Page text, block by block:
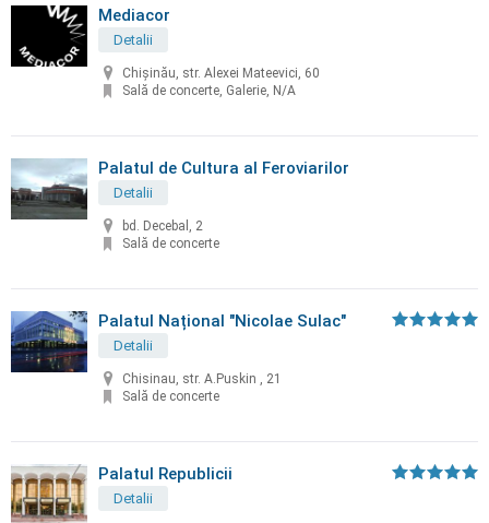
Mediacor
Detalii
Chișinău, str. Alexei Mateevici, 60
Sală de concerte, Galerie, N/A
Palatul de Cultura al Feroviarilor
Detalii
bd. Decebal, 2
Sală de concerte
Palatul Național "Nicolae Sulac"
Detalii
Chisinau, str. A.Puskin , 21
Sală de concerte
Palatul Republicii
Detalii